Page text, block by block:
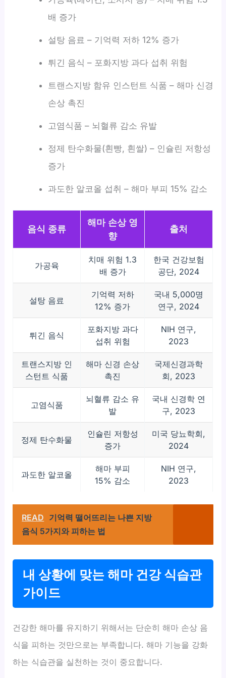
배 증가
설탕 음료 – 기억력 저하 12% 증가
튀긴 음식 – 포화지방 과다 섭취 위험
트랜스지방 함유 인스턴트 식품 – 해마 신경
손상 촉진
고염식품 – 뇌혈류 감소 유발
정제 탄수화물(흰빵, 흰쌀) – 인슐린 저항성
증가
과도한 알코올 섭취 – 해마 부피 15% 감소
음식 종류
해마 손상 영
향
출처
가공육
치매 위험 1.3
배 증가
한국 건강보험
공단, 2024
설탕 음료
기억력 저하
12% 증가
국내 5,000명
연구, 2024
튀긴 음식
포화지방 과다
섭취 위험
NIH 연구,
2023
트랜스지방 인
스턴트 식품
해마 신경 손상
촉진
국제신경과학
회, 2023
고염식품
뇌혈류 감소 유
발
국내 신경학 연
구, 2023
정제 탄수화물
인슐린 저항성
증가
미국 당뇨학회,
2024
과도한 알코올
해마 부피
15% 감소
NIH 연구,
2023
READ 기억력 떨어뜨리는 나쁜 지방
음식 5가지와 피하는 법
내 상황에 맞는 해마 건강 식습관
가이드
건강한 해마를 유지하기 위해서는 단순히 해마 손상 음
식을 피하는 것만으로는 부족합니다. 해마 기능을 강화
하는 식습관을 실천하는 것이 중요합니다.